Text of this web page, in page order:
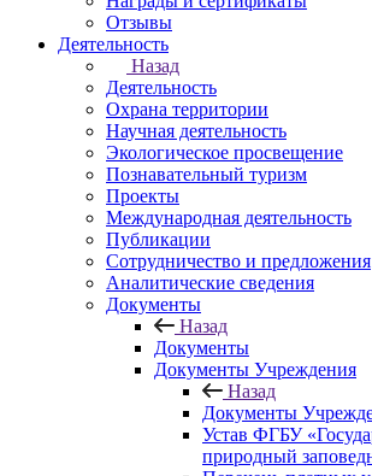
Отзывы
Деятельность
Назад
Деятельность
Охрана территории
Научная деятельность
Экологическое просвещение
Познавательный туризм
Проекты
Международная деятельность
Публикации
Сотрудничество и предложения
Аналитические сведения
Документы
Назад
Документы
Документы Учреждения
Назад
Документы
Устав ФГБУ
природный